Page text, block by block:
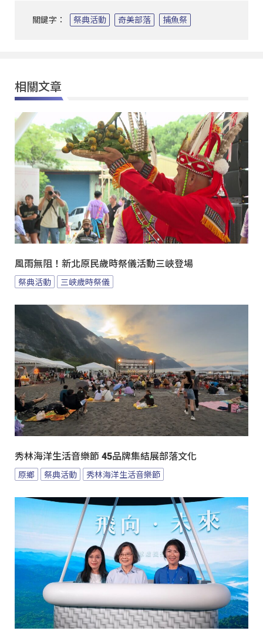
關鍵字： 祭典活動 奇美部落 捕魚祭
相關文章
風雨無阻！新北原民歲時祭儀活動三峽登場
祭典活動 三峽歲時祭儀
秀林海洋生活音樂節 45品牌集結展部落文化
原鄉 祭典活動 秀林海洋生活音樂節